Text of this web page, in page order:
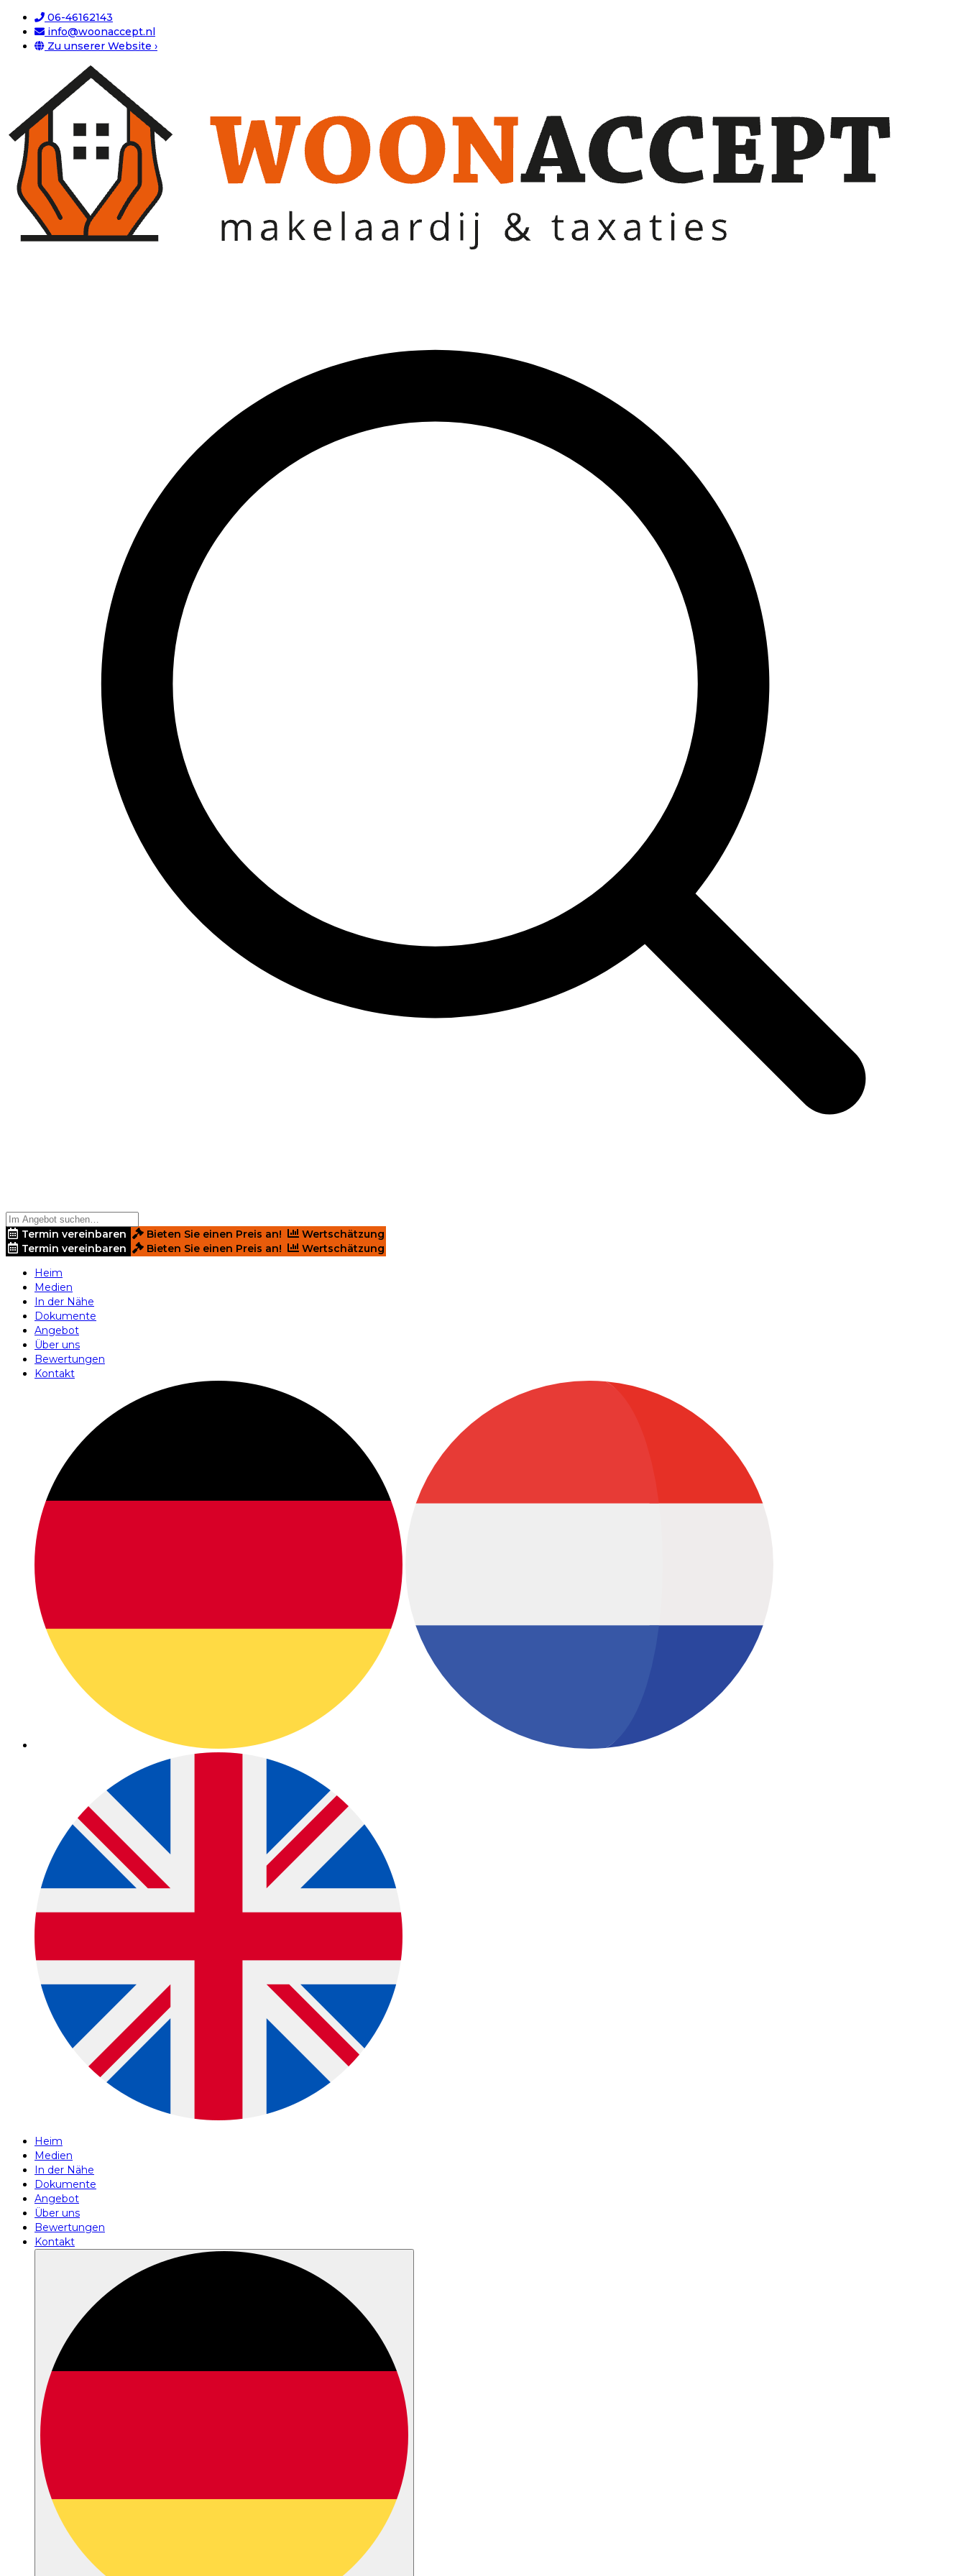
06-46162143
info@woonaccept.nl
Zu unserer Website ›
Termin vereinbaren Bieten Sie einen Preis an!
Wertschätzung
Termin vereinbaren
Bieten Sie einen Preis an!
Wertschätzung
Heim
Medien
In der Nähe
Dokumente
Angebot
Über uns
Bewertungen
Kontakt
Heim
Medien
In der Nähe
Dokumente
Angebot
Über uns
Bewertungen
Kontakt